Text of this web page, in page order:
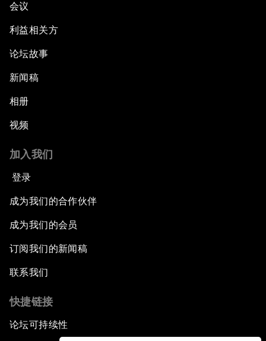
会议
利益相关方
论坛故事
新闻稿
相册
视频
加入我们
登录
成为我们的合作伙伴
成为我们的会员
订阅我们的新闻稿
联系我们
快捷链接
论坛可持续性